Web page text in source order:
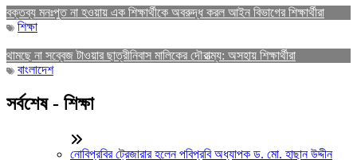
বক্তব্য মনঃপুত না হওয়ায় এক শিক্ষার্থীকে অবরুদ্ধ করল আইন বিভাগের শিক্ষার্থীরা
শিক্ষা
থামছে না সব্বেজ টাওয়ার ছাত্রীনিবাস মালিকের দৌরাত্ম্য: অসহায় শিক্ষার্থীরা
বাংলাদেশ
সর্বশেষ - শিক্ষা
নোবিপ্রবির ট্রেজারার হলেন পবিপ্রবি অধ্যাপক ড. মো. হাছান উদ্দীন